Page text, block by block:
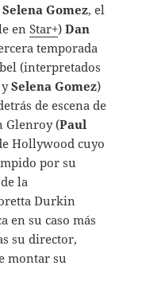
Selena Gomez, el
enStar+)Dan
temporada
(interpretados
ySelena Gomez)
de escena de
Glenroy (Paul
Hollywood cuyo
por su
la
Durkin
en su caso más
su director,
montar su